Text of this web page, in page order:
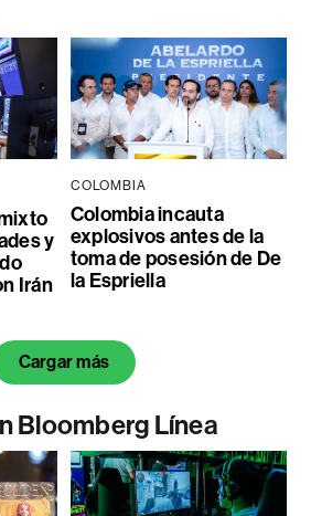
y
Irán
COLOMBIA
Colombia incauta
explosivos antes de la
toma de posesión de De
la Espriella
Cargar más
Bloomberg Línea